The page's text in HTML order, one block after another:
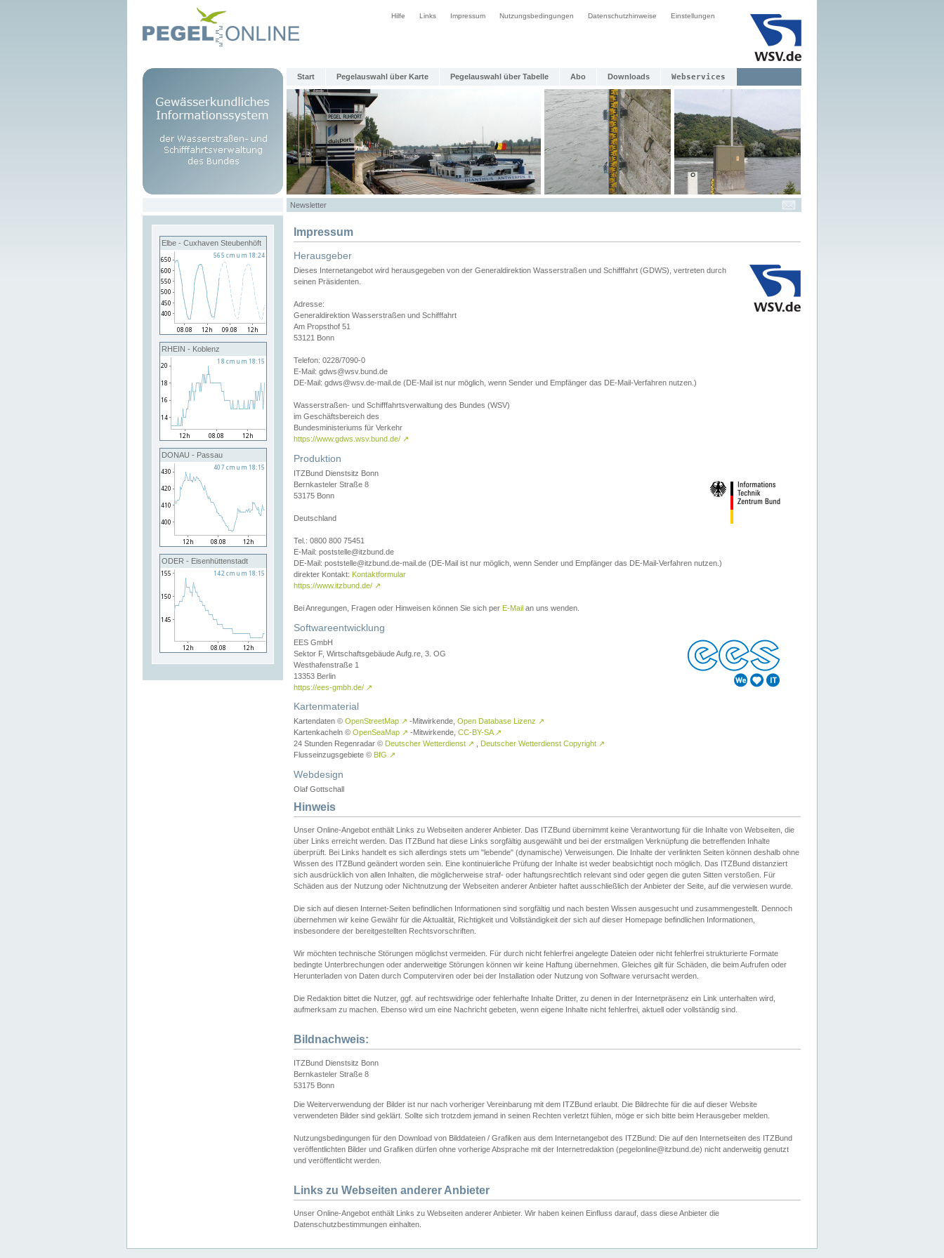
Hilfe Links Impressum Nutzungsbedingungen Datenschutzhinweise Einstellungen
Start Pegelauswahl über Karte Pegelauswahl über Tabelle Abo Downloads Webservices
Newsletter
Elbe - Cuxhaven Steubenhöft
RHEIN - Koblenz
DONAU - Passau
ODER - Eisenhüttenstadt
Impressum
Herausgeber
Dieses Internetangebot wird herausgegeben von der Generaldirektion Wasserstraßen und Schifffahrt (GDWS), vertreten durch
seinen Präsidenten.
Adresse:
Generaldirektion Wasserstraßen und Schifffahrt
Am Propsthof 51
53121 Bonn
Telefon: 0228/7090-0
E-Mail: gdws@wsv.bund.de
DE-Mail: gdws@wsv.de-mail.de (DE-Mail ist nur möglich, wenn Sender und Empfänger das DE-Mail-Verfahren nutzen.)
Wasserstraßen- und Schifffahrtsverwaltung des Bundes (WSV)
im Geschäftsbereich des
Bundesministeriums für Verkehr
https://www.gdws.wsv.bund.de/ ↗
Produktion
ITZBund Dienstsitz Bonn
Bernkasteler Straße 8
53175 Bonn
Deutschland
Tel.: 0800 800 75451
E-Mail: poststelle@itzbund.de
DE-Mail: poststelle@itzbund.de-mail.de (DE-Mail ist nur möglich, wenn Sender und Empfänger das DE-Mail-Verfahren nutzen.)
direkter Kontakt: Kontaktformular
https://www.itzbund.de/ ↗
Bei Anregungen, Fragen oder Hinweisen können Sie sich per E-Mail an uns wenden.
Softwareentwicklung
EES GmbH
Sektor F, Wirtschaftsgebäude Aufg.re, 3. OG
Westhafenstraße 1
13353 Berlin
https://ees-gmbh.de/ ↗
Kartenmaterial
Kartendaten © OpenStreetMap ↗ -Mitwirkende, Open Database Lizenz ↗
Kartenkacheln © OpenSeaMap ↗ -Mitwirkende, CC-BY-SA ↗
24 Stunden Regenradar © Deutscher Wetterdienst ↗ Deutscher Wetterdienst Copyright ↗
Flusseinzugsgebiete © BfG ↗
Webdesign
Olaf Gottschall
Hinweis
Unser Online-Angebot enthält Links zu Webseiten anderer Anbieter. Das ITZBund übernimmt keine Verantwortung für die Inhalte von Webseiten, die
über Links erreicht werden. Das ITZBund hat diese Links sorgfältig ausgewählt und bei der erstmaligen Verknüpfung die betreffenden Inhalte
überprüft. Bei Links handelt es sich allerdings stets um "lebende" (dynamische) Verweisungen. Die Inhalte der verlinkten Seiten können deshalb ohne
Wissen des ITZBund geändert worden sein. Eine kontinuierliche Prüfung der Inhalte ist weder beabsichtigt noch möglich. Das ITZBund distanziert
sich ausdrücklich von allen Inhalten, die möglicherweise straf- oder haftungsrechtlich relevant sind oder gegen die guten Sitten verstoßen. Für
Schäden aus der Nutzung oder Nichtnutzung der Webseiten anderer Anbieter haftet ausschließlich der Anbieter der Seite, auf die verwiesen wurde.
Die sich auf diesen Internet-Seiten befindlichen Informationen sind sorgfältig und nach besten Wissen ausgesucht und zusammengestellt. Dennoch
übernehmen wir keine Gewähr für die Aktualität, Richtigkeit und Vollständigkeit der sich auf dieser Homepage befindlichen Informationen,
insbesondere der bereitgestellten Rechtsvorschriften.
Wir möchten technische Störungen möglichst vermeiden. Für durch nicht fehlerfrei angelegte Dateien oder nicht fehlerfrei strukturierte Formate
bedingte Unterbrechungen oder anderweitige Störungen können wir keine Haftung übernehmen. Gleiches gilt für Schäden, die beim Aufrufen oder
Herunterladen von Daten durch Computerviren oder bei der Installation oder Nutzung von Software verursacht werden.
Die Redaktion bittet die Nutzer, ggf. auf rechtswidrige oder fehlerhafte Inhalte Dritter, zu denen in der Internetpräsenz ein Link unterhalten wird,
aufmerksam zu machen. Ebenso wird um eine Nachricht gebeten, wenn eigene Inhalte nicht fehlerfrei, aktuell oder vollständig sind.
Bildnachweis:
ITZBund Dienstsitz Bonn
Bernkasteler Straße 8
53175 Bonn
Die Weiterverwendung der Bilder ist nur nach vorheriger Vereinbarung mit dem ITZBund erlaubt. Die Bildrechte für die auf dieser Website
verwendeten Bilder sind geklärt. Sollte sich trotzdem jemand in seinen Rechten verletzt fühlen, möge er sich bitte beim Herausgeber melden.
Nutzungsbedingungen für den Download von Bilddateien / Grafiken aus dem Internetangebot des ITZBund: Die auf den Internetseiten des ITZBund
veröffentlichten Bilder und Grafiken dürfen ohne vorherige Absprache mit der Internetredaktion (pegelonline@itzbund.de) nicht anderweitig genutzt
und veröffentlicht werden.
Links zu Webseiten anderer Anbieter
Unser Online-Angebot enthält Links zu Webseiten anderer Anbieter. Wir haben keinen Einfluss darauf, dass diese Anbieter die
Datenschutzbestimmungen einhalten.